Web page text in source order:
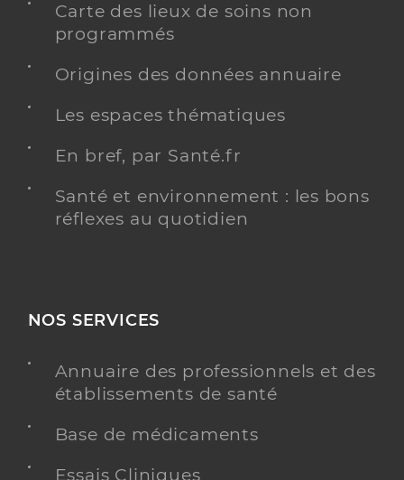
Carte des lieux de soins non
programmés
Origines des données annuaire
Les espaces thématiques
En bref, par Santé.fr
Santé et environnement : les bons
réflexes au quotidien
NOS SERVICES
Annuaire des professionnels et des
établissements de santé
Base de médicaments
Essais Cliniques